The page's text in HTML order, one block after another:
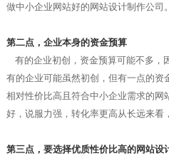
做中小企业网站好的网站设计制作公司。
第二点，企业本身的资金预算
有的企业初创，资金预算可能不多，
有的企业可能虽然初创，但有一点的资
相对性价比高且符合中小企业需求的网
好，说服力强，转化率更高从长远来看
第三点，要选择优质性价比高的网站设